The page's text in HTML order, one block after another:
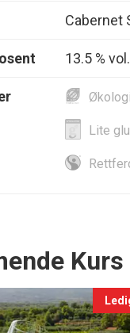
Cabernet
13.5 % vol.
Lite
Kurs